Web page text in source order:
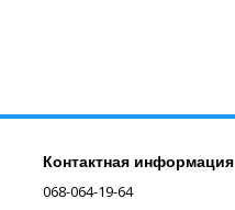
Контактная информация
068-064-19-64